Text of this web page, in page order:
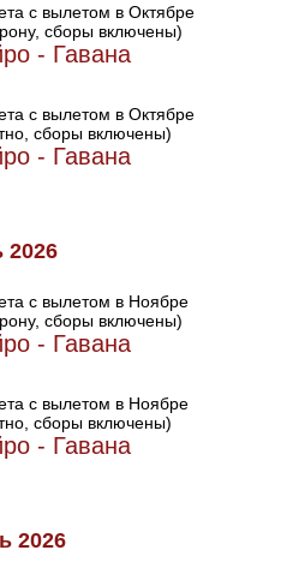
с вылетом в Октябре
сборы включены)
- Гавана
с вылетом в Октябре
сборы включены)
- Гавана
с вылетом в Ноябре
сборы включены)
- Гавана
с вылетом в Ноябре
сборы включены)
- Гавана
2026